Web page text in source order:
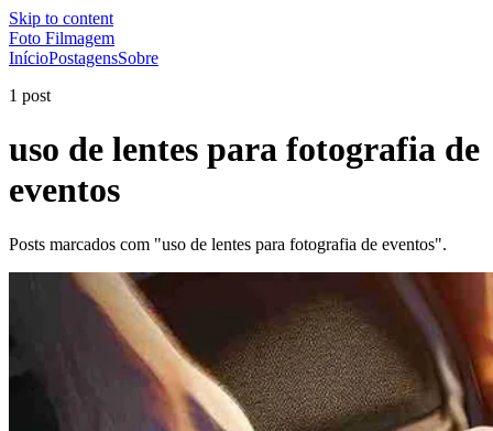
Skip to content
Foto Filmagem
InícioPostagensSobre
1 post
uso de lentes para fotografia de
eventos
Posts marcados com "uso de lentes para fotografia de eventos".